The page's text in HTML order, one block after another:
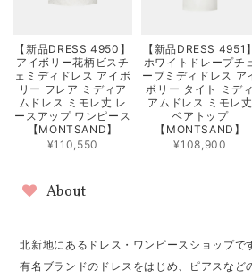
【新品DRESS 4950】
アイボリー花柄ビスチ
ェミディドレス アイボ
リー フレア ミディア
ムドレス ミモレ丈 レ
ースアップ ワンピース
【MONTSAND】
¥110,550
【新品DRESS 4951】
ホワイトドレープチ
ーブミディドレス ア
ボリー タイト ミディ
アムドレス ミモレ丈
ベアトップ
【MONTSAND】
¥108,900
About
北新地にあるドレス・ワンピースショップで
有名ブランドのドレスをはじめ、ピアスなど